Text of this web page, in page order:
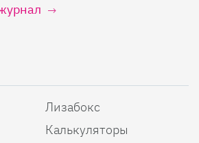
Лизабокс
Калькуляторы